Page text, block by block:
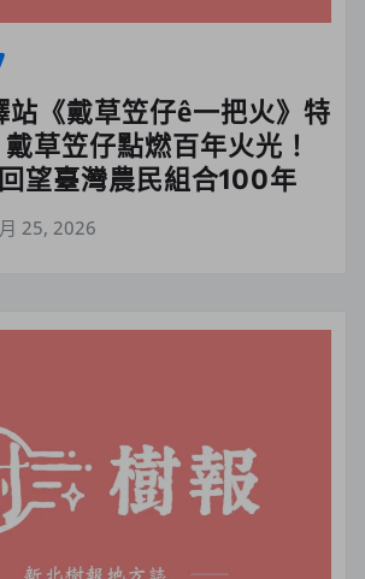
《戴草笠仔ê一把火》特
草笠仔點燃百年火光！
望臺灣農民組合100年
25, 2026